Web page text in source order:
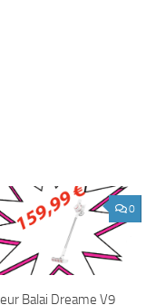
0
Balai Dreame V9